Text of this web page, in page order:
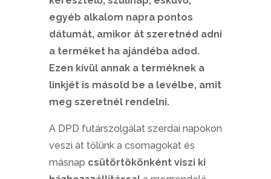
egyéb alkalom napra pontos
dátumát, amikor át szeretnéd adni
a terméket ha ajándéba adod.
Ezen kívül annak a terméknek a
linkjét is másold be a levélbe, amit
meg szeretnél rendelni.
A DPD futárszolgálat szerdai napokon
veszi át tőlünk a csomagokat és
másnap csütörtökönként viszi ki